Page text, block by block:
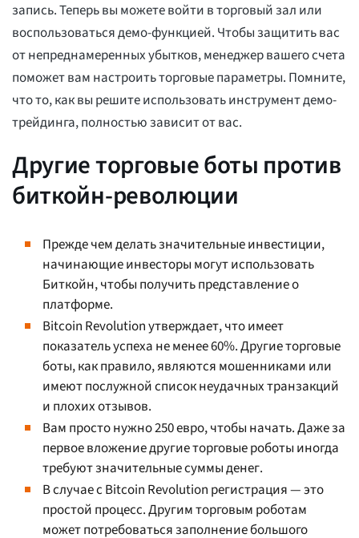
запись. Теперь вы можете войти в торговый зал или
воспользоваться демо-функцией. Чтобы защитить вас
от непреднамеренных убытков, менеджер вашего счета
поможет вам настроить торговые параметры. Помните,
что то, как вы решите использовать инструмент демо-
трейдинга, полностью зависит от вас.
Другие торговые боты против
биткойн-революции
Прежде чем делать значительные инвестиции,
начинающие инвесторы могут использовать
Биткойн, чтобы получить представление о
платформе.
Bitcoin Revolution утверждает, что имеет
показатель успеха не менее 60%. Другие торговые
боты, как правило, являются мошенниками или
имеют послужной список неудачных транзакций
и плохих отзывов.
Вам просто нужно 250 евро, чтобы начать. Даже за
первое вложение другие торговые роботы иногда
требуют значительные суммы денег.
В случае с Bitcoin Revolution регистрация — это
простой процесс. Другим торговым роботам
может потребоваться заполнение большого